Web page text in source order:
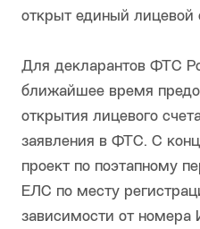
открыт единый лицевой
Для декларантов ФТС
ближайшее время
открытия лицевого
заявления в ФТС. С
проект по поэтапному
ЕЛС по месту
зависимости от